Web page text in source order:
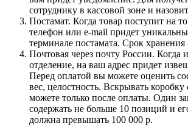
сотруднику в кассовой зоне и
Постамат. Когда товар поступит на
телефон или e-mail придет
терминале постамата. Срок
Почтовая через почту России. Когда
отделение, на ваш адрес придет
Перед оплатой вы можете оценить
вес, целостность. Вскрывать
можете только после оплаты. Один
содержать не больше 10 позиций и
должна превышать 100 000 р.